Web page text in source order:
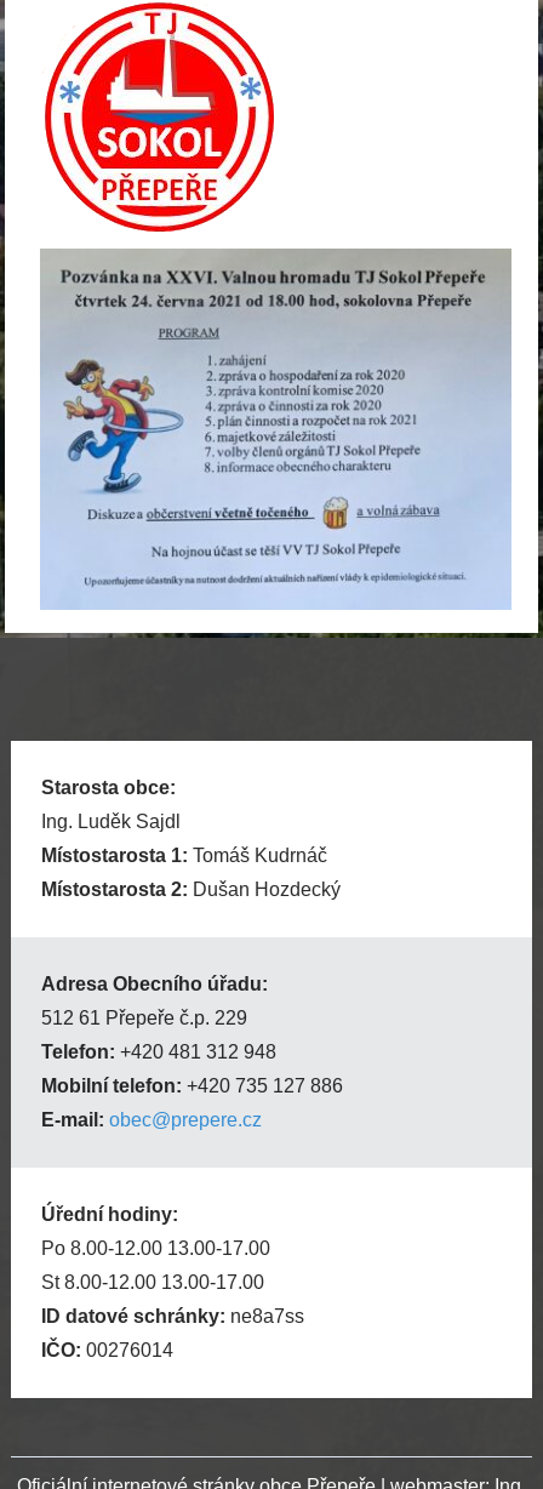
Starosta obce:
Ing. Luděk Sajdl
Místostarosta 1: Tomáš Kudrnáč
Místostarosta 2: Dušan Hozdecký
Adresa Obecního úřadu:
512 61 Přepeře č.p. 229
Telefon: +420 481 312 948
Mobilní telefon: +420 735 127 886
E-mail: obec@prepere.cz
Úřední hodiny:
Po 8.00-12.00 13.00-17.00
St 8.00-12.00 13.00-17.00
ID datové schránky: ne8a7ss
IČO: 00276014